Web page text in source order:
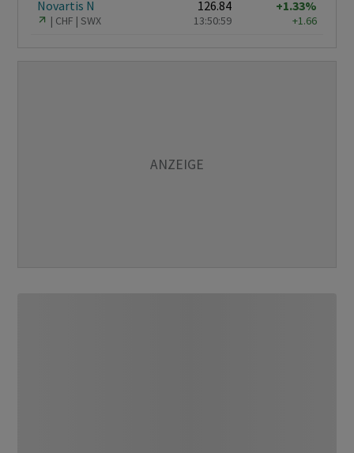
Novartis N
CHF SWX
126.84
13:50:59
+1.33%
+1.66